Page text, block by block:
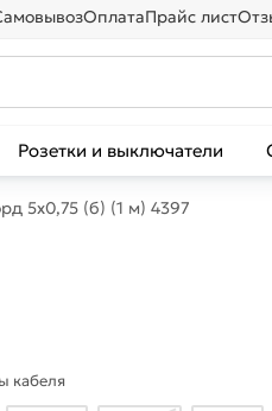
ОплатаПрайс лист
Розетки и выключатели
5x0,75 (б) (1 м) 4397
кабеля